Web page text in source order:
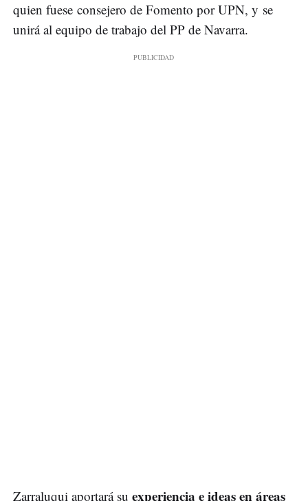
quien fuese consejero de Fomento por UPN, y se
unirá al equipo de trabajo del PP de Navarra.
Zarraluqui aportará su experiencia e ideas en áreas